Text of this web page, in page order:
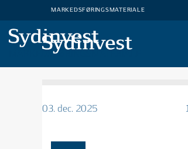
MARKEDSFØRINGSMATERIALE
MARKEDSFØRINGSMATERIALE
03. dec. 2025